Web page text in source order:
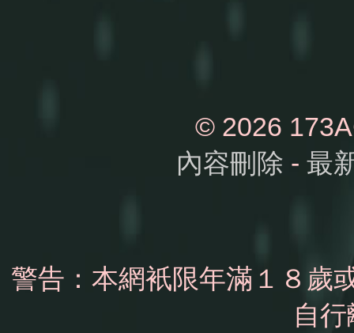
© 2026
內容刪除 - 最
警告：本網衹限年滿１８歲
自